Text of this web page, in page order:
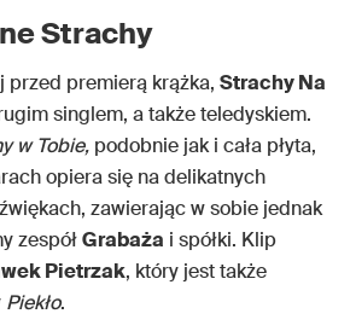
Strachy
przed premierą krążka, Strachy Na
singlem, a także teledyskiem.
w Tobie, podobnie jak i cała płyta,
opiera się na delikatnych
zawierając w sobie jednak
zespółGrabaża i spółki. Klip
Pietrzak, który jest także
Piekło.